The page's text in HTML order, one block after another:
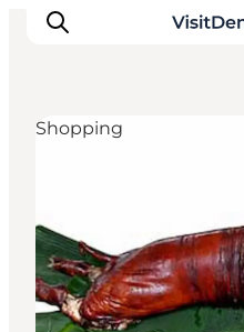
Destinations
Quoi faire
Hébergements
Planifiez votre
Shopping